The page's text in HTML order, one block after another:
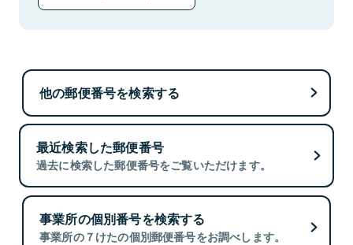
他の郵便番号を検索する
最近検索した郵便番号
過去に検索した郵便番号をご覧いただけます。
事業所の個別番号を検索する
事業所の７けたの個別郵便番号をお調べします。